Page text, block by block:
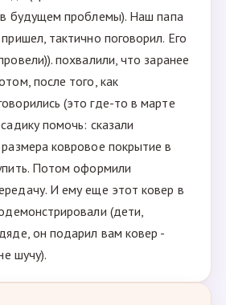
будущем проблемы). Наш папа
тактично поговорил. Его
похвалили, что заранее
после того, как
(это где-то в марте
помочь: сказали
ковровое покрытие в
Потом оформили
И ему еще этот ковер в
(дети,
он подарил вам ковер -
шучу).